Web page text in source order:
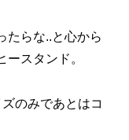
たらな..と心から
スタンド。
のみであとはコ